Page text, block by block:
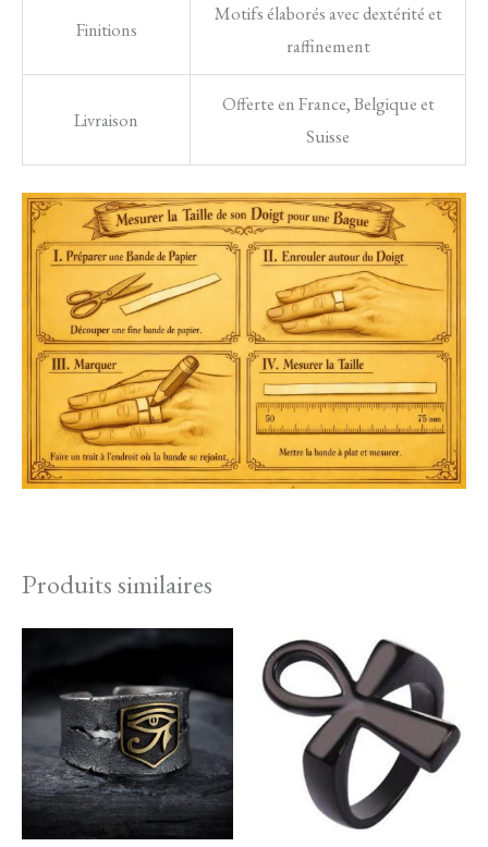
Finitions
Motifs élaborés avec dextérité et
raffinement
Livraison
Offerte en France, Belgique et
Suisse
Produits similaires